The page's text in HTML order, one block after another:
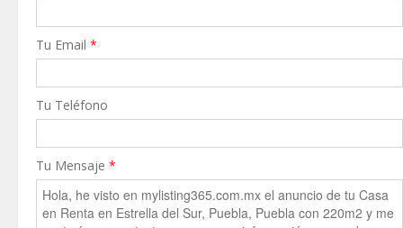
Tu Email *
Tu Teléfono
Tu Mensaje *